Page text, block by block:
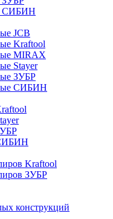
СИБИН
JCB
Kraftool
MIRAX
Stayer
ЗУБР
СИБИН
Kraftool
ЗУБР
конструкций